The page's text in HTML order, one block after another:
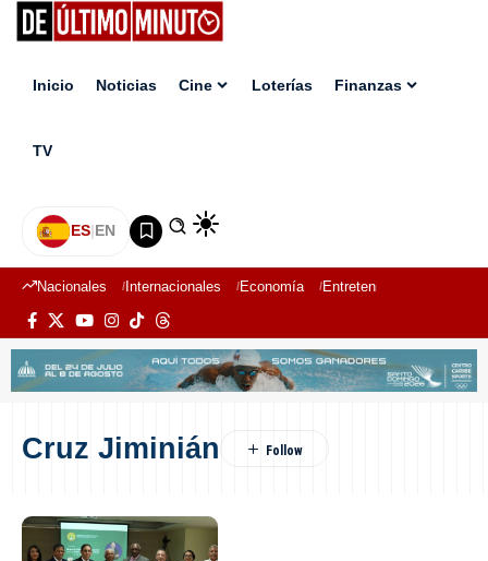
Inicio Noticias Cine Loterías Finanzas
TV
ES|EN
Nacionales Internacionales Economía Entretenimiento
Cruz Jiminián